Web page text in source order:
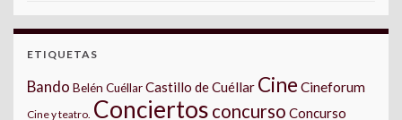
ETIQUETAS
Bando Belén CuéllarCastillo de Cuéllar Cine Cineforum
Cine y teatro. Conciertos concurso Concurso